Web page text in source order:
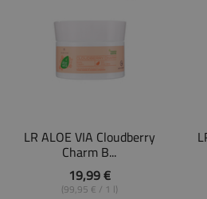
LR ALOE VIA Cloudberry
Charm B...
19,99 €
(99,95 € / 1 l)